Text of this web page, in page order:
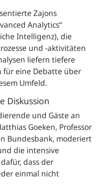
Zajons
Analytics“
Intelligenz), die
und -aktivitäten
liefern tiefere
für eine Debatte über
Umfeld.
Diskussion
und Gäste an
Goeken, Professor
Bundesbank, moderiert
die intensive
dass der
einmal nicht